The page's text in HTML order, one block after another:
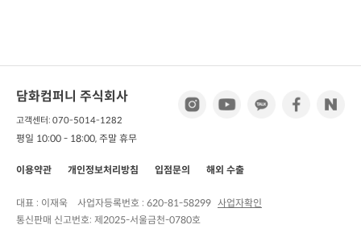
담화컴퍼니 주식회사
고객센터: 070-5014-1282
평일 10:00 - 18:00, 주말 휴무
이용약관 개인정보처리방침 입점문의 해외 수출
대표 : 이재욱 사업자등록번호 : 620-81-58299 사업자확인
통신판매 신고번호: 제2025-서울금천-0780호